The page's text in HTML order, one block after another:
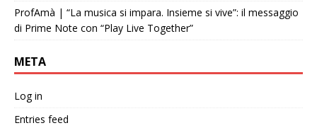
ProfAmà | “La musica si impara. Insieme si vive”: il messaggio
di Prime Note con “Play Live Together”
META
Log in
Entries feed